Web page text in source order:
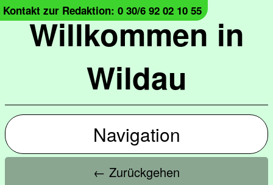
Willkommen in
Wildau
Kontakt zur Redaktion: 0 30/6 92 02 10 55
Navigation
← Zurückgehen